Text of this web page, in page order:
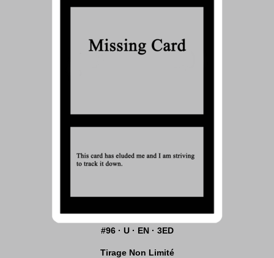
#96 · U · EN · 3ED
Tirage Non Limité